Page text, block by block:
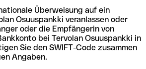
Überweisung auf ein
Osuuspankki veranlassen oder
oder die Empfängerin von
bei Tervolan Osuuspankki in
Sie den SWIFT-Code zusammen
Angaben.